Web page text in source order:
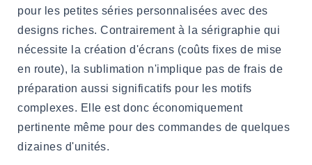
pour les petites séries personnalisées avec des
designs riches. Contrairement à la sérigraphie qui
nécessite la création d'écrans (coûts fixes de mise
en route), la sublimation n'implique pas de frais de
préparation aussi significatifs pour les motifs
complexes. Elle est donc économiquement
pertinente même pour des commandes de quelques
dizaines d'unités.